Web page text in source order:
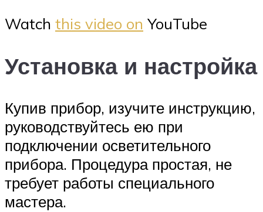
Watch this video on YouTube
Установка и настройка
Купив прибор, изучите инструкцию,
руководствуйтесь ею при
подключении осветительного
прибора. Процедура простая, не
требует работы специального
мастера.